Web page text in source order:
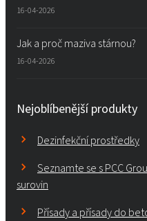
16-04-2026
Jak a proč maziva stárnou?
16-04-2026
Nejoblíbenější produkty
Dezinfekční prostředky
Seznamte se s PCC
surovin
Přísady a přísady do